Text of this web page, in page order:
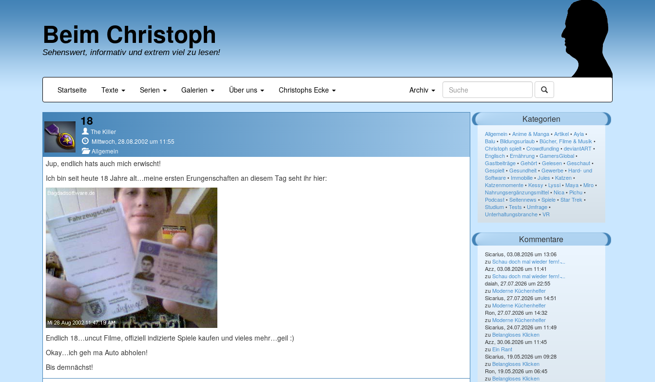
Beim Christoph
Sehenswert, informativ und extrem viel zu lesen!
Startseite Texte Serien Galerien Über uns Christophs Ecke Archiv
18
The Killer
Mittwoch, 28.08.2002 um 11:55
Allgemein
Jup, endlich hats auch mich erwischt!
Ich bin seit heute 18 Jahre alt…meine ersten Erungenschaften an diesem Tag seht ihr hier:
Endlich 18…uncut Filme, offiziell indizierte Spiele kaufen und vieles mehr…geil :)
Okay…ich geh ma Auto abholen!
Bis demnächst!
Kategorien
Allgemein • Anime & Manga • Artikel • Ayla •
Balu • Bildungsurlaub • Bücher, Filme & Musik •
Christoph spielt • Crowdfunding • deviantART •
Englisch • Ernährung • GamersGlobal •
Gastbeiträge • Gehört • Gelesen • Geschaut •
Gespielt • Gesundheit • Gewerbe • Hard- und
Software • Immobilie • Jules • Katzen •
Katzenmomente • Kessy • Lyssi • Maya • Miro •
Nahrungsergänzungsmittel • Nica • Pichu •
Podcast • Seitennews • Spiele • Star Trek •
Studium • Tests • Umfrage •
Unterhaltungsbranche • VR
Kommentare
Sicarius, 03.08.2026 um 13:06
zuSchau doch mal wieder fern! ̵...
Azz, 03.08.2026 um 11:41
zuSchau doch mal wieder fern! ̵...
daiah, 27.07.2026 um 22:55
zuModerne Küchenhelfer
Sicarius, 27.07.2026 um 14:51
zuModerne Küchenhelfer
Ron, 27.07.2026 um 14:32
zuModerne Küchenhelfer
Sicarius, 24.07.2026 um 11:49
zu Belangloses Klicken
Azz, 30.06.2026 um 11:45
zu Ein Rant
Sicarius, 19.05.2026 um 09:28
zu Belangloses Klicken
Ron, 19.05.2026 um 06:45
zu Belangloses Klicken